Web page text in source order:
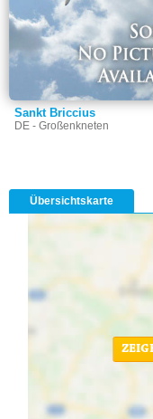
Sankt Briccius
DE - Großenkneten
Übersichtskarte